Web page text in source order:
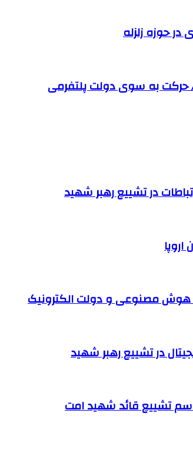
در حوزه زلزله
حرکت به سوی دولت پلتفرمی
هوش مصنوعی و دولت الکترونیک
در تشییع رهبر شهید
تشییع قائد شهید امت